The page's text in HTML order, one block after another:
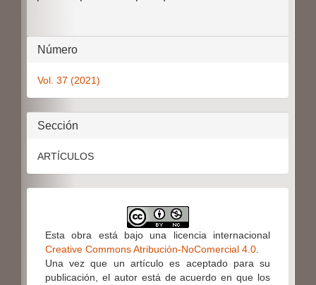
Detalles
artículo
Número
Vol. 37 (2021)
Sección
ARTÍCULOS
Esta obra está bajo una licencia internacional
Creative Commons Atribución-NoComercial 4.0.
Una vez que un artículo es aceptado para su
publicación, el autor está de acuerdo en que los